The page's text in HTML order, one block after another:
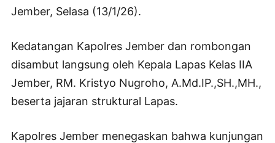
Jember, Selasa (13/1/26).
Kedatangan Kapolres Jember dan rombongan
disambut langsung oleh Kepala Lapas Kelas IIA
Jember, RM. Kristyo Nugroho, A.Md.IP.,SH.,MH.,
beserta jajaran struktural Lapas.
Kapolres Jember menegaskan bahwa kunjungan